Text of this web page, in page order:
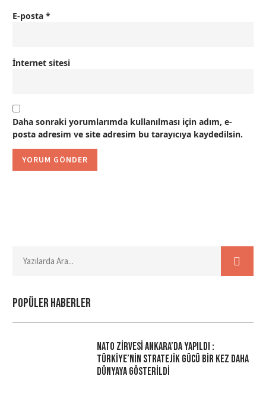
E-posta *
İnternet sitesi
Daha sonraki yorumlarımda kullanılması için adım, e-
posta adresim ve site adresim bu tarayıcıya kaydedilsin.
Popüler haberler
NATO Zirvesi Ankara’da Yapıldı :
Türkiye’nin Stratejik Gücü Bir Kez Daha
Dünyaya Gösterildi